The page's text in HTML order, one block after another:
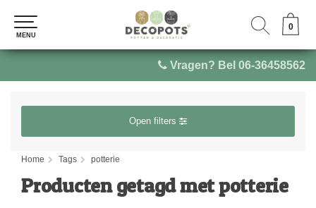
Vragen? Bel 06-36458562
0
MENU
0
MENU
Open filters
Home Tags potterie
Producten getagd met potterie